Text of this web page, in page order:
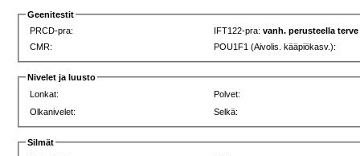
Geenitestit
PRCD-pra:
IFT122-pra:vanh. perusteella terve
CMR:
POU1F1 (Aivolis. kääpiökasv.):
Nivelet ja luusto
Lonkat:
Polvet:
Olkanivelet:
Selkä:
Silmät